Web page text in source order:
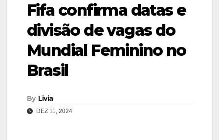
Fifa confirma datas e
divisão de vagas do
Mundial Feminino no
Brasil
By Livia
DEZ 11, 2024